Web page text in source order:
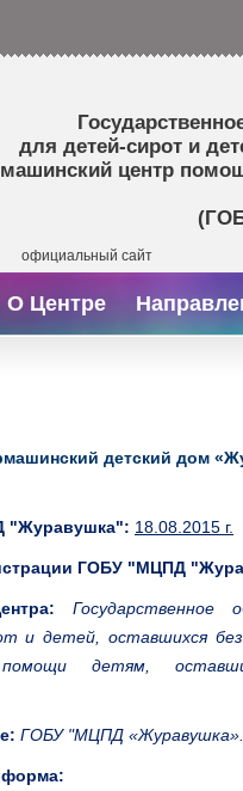
для детей-сирот и
центр
официальный сайт
О Центре
детский дом
"Журавушка": 18.08.2015 г.
ГОБУ "МЦПД
Государственное
и детей, оставшихся
детям,
ГОБУ "МЦПД «Журавушка».
форма: